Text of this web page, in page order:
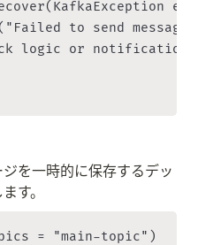
e,
to send message
logic or notification
を一時的に保存するデッ
す。
= "main-topic")